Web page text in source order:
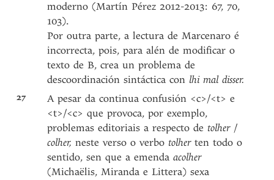
moderno (Martín Pérez 2012-2013: 67, 70,
103).
Por outra parte, a lectura de Marcenaro é
incorrecta, pois, para alén de modificar o
texto de B, crea un problema de
descoordinación sintáctica con lhi mal disser.
27
A pesar da continua confusión <c>/<t> e
<t>/<c> que provoca, por exemplo,
problemas editoriais a respecto detolher /
colher, neste verso o verbotolherten todo o
sentido, sen que a emendaacolher
(Michaëlis, Miranda e Littera) sexa